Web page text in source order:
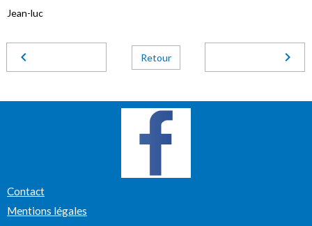
Jean-luc
Retour
Contact
Mentions légales